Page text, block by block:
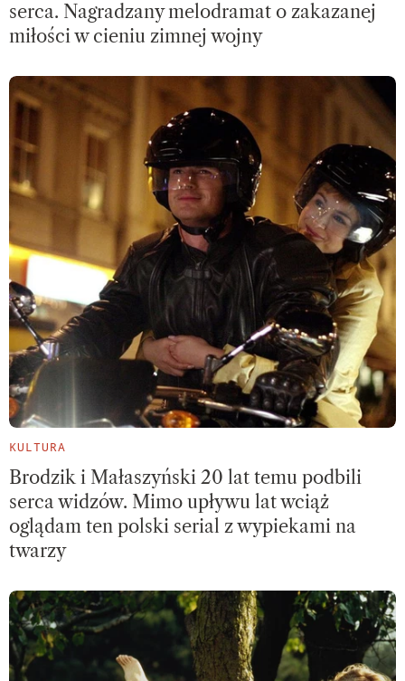
serca. Nagradzany melodramat o zakazanej
miłości w cieniu zimnej wojny
KULTURA
Brodzik i Małaszyński 20 lat temu podbili
serca widzów. Mimo upływu lat wciąż
oglądam ten polski serial z wypiekami na
twarzy